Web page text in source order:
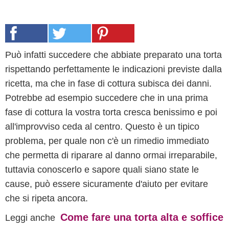
Può infatti succedere che abbiate preparato una torta
rispettando perfettamente le indicazioni previste dalla
ricetta, ma che in fase di cottura subisca dei danni.
Potrebbe ad esempio succedere che in una prima
fase di cottura la vostra torta cresca benissimo e poi
all'improvviso ceda al centro. Questo è un tipico
problema, per quale non c'è un rimedio immediato
che permetta di riparare al danno ormai irreparabile,
tuttavia conoscerlo e sapore quali siano state le
cause, può essere sicuramente d'aiuto per evitare
che si ripeta ancora.
Leggi anche Come fare una torta alta e soffice